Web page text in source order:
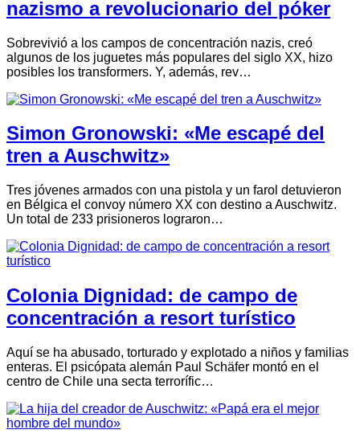
nazismo a revolucionario del póker
Sobrevivió a los campos de concentración nazis, creó
algunos de los juguetes más populares del siglo XX, hizo
posibles los transformers. Y, además, rev…
Simon Gronowski: «Me escapé del
tren a Auschwitz»
Tres jóvenes armados con una pistola y un farol detuvieron
en Bélgica el convoy número XX con destino a Auschwitz.
Un total de 233 prisioneros lograron…
Colonia Dignidad: de campo de
concentración a resort turístico
Aquí se ha abusado, torturado y explotado a niños y familias
enteras. El psicópata alemán Paul Schäfer montó en el
centro de Chile una secta terrorífic…